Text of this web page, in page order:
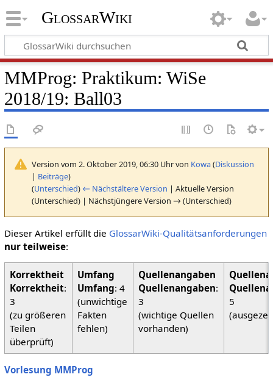
GlossarWiki
MMProg: Praktikum: WiSe
2018/19: Ball03
Version vom 2. Oktober 2019, 06:30 Uhr von Kowa(Diskussion
| Beiträge)
(Unterschied) ← Nächstältere Version | Aktuelle Version
(Unterschied) | Nächstjüngere Version → (Unterschied)
Dieser Artikel erfüllt die GlossarWiki-Qualitätsanforderungen
nur teilweise:
Korrektheit:
3
(zu größeren
Teilen
überprüft)
Umfang: 4
(unwichtige
Fakten
fehlen)
Quellenangaben:
3
(wichtige Quellen
vorhanden)
5
Vorlesung MMProg